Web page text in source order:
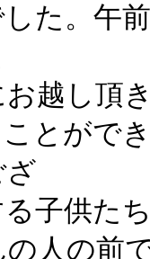
た。午
越し頂
とがで
ざ
子供た
人の前